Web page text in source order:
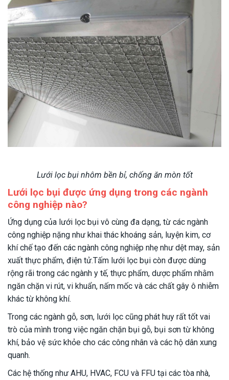
Lưới lọc bụi nhôm bền bỉ, chống ăn mòn tốt
Lưới lọc bụi được ứng dụng trong các ngành
công nghiệp nào?
Ứng dụng của lưới lọc bụi vô cùng đa dạng, từ các ngành
công nghiệp nặng như khai thác khoáng sản, luyện kim, cơ
khí chế tạo đến các ngành công nghiệp nhẹ như dệt may, sản
xuất thực phẩm, điện tử.Tấm lưới lọc bụi còn được dùng
rộng rãi trong các ngành y tế, thực phẩm, dược phẩm nhằm
ngăn chặn vi rút, vi khuẩn, nấm mốc và các chất gây ô nhiễm
khác từ không khí.
Trong các ngành gỗ, sơn, lưới lọc cũng phát huy rất tốt vai
trò của mình trong việc ngăn chặn bụi gỗ, bụi sơn từ không
khí, bảo vệ sức khỏe cho các công nhân và các hộ dân xung
quanh.
Các hệ thống như AHU, HVAC, FCU và FFU tại các tòa nhà,